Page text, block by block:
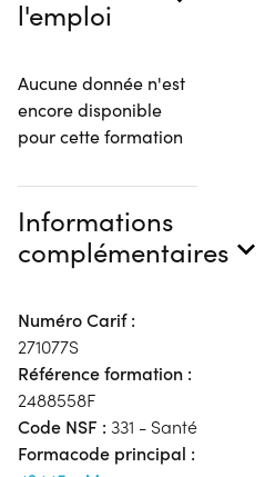
l'emploi
Aucune donnée n'est
encore disponible
pour cette formation
Informations
complémentaires
Numéro Carif :
271077S
Référence formation :
2488558F
Code NSF : 331 - Santé
Formacode principal :